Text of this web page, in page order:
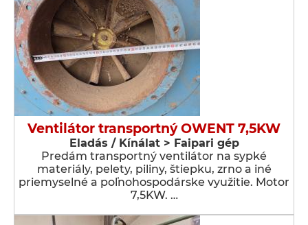
Ventilátor transportný OWENT 7,5KW
Eladás / Kínálat > Faipari gép
Predám transportný ventilátor na sypké
materiály, pelety, piliny, štiepku, zrno a iné
priemyselné a poľnohospodárske využitie. Motor
7,5KW. …